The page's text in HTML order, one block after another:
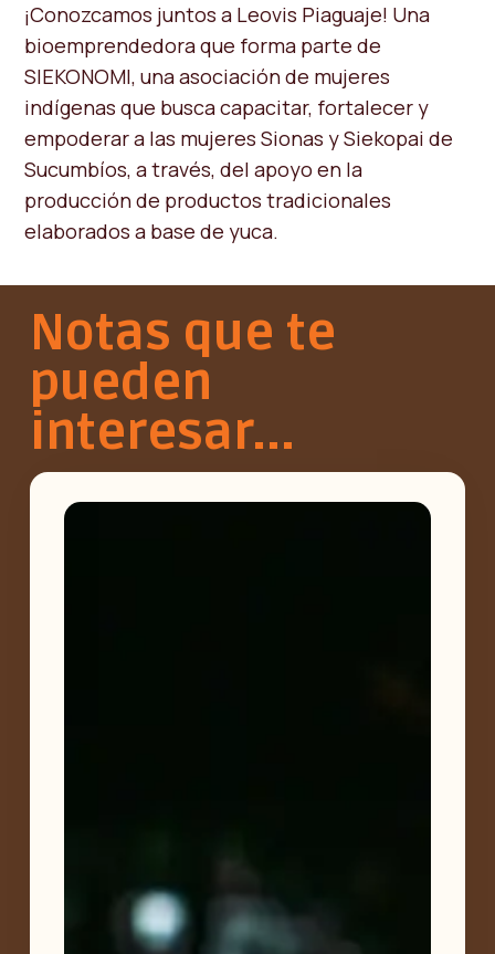
¡Conozcamos juntos a Leovis Piaguaje! Una
bioemprendedora que forma parte de
SIEKONOMI, una asociación de mujeres
indígenas que busca capacitar, fortalecer y
empoderar a las mujeres Sionas y Siekopai de
Sucumbíos, a través, del apoyo en la
producción de productos tradicionales
elaborados a base de yuca.
Notas que te
pueden
interesar...